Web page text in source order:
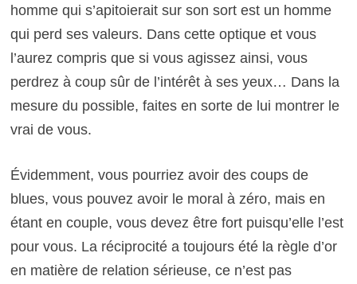
homme qui s’apitoierait sur son sort est un homme
qui perd ses valeurs. Dans cette optique et vous
l’aurez compris que si vous agissez ainsi, vous
perdrez à coup sûr de l’intérêt à ses yeux… Dans la
mesure du possible, faites en sorte de lui montrer le
vrai de vous.
Évidemment, vous pourriez avoir des coups de
blues, vous pouvez avoir le moral à zéro, mais en
étant en couple, vous devez être fort puisqu’elle l’est
pour vous. La réciprocité a toujours été la règle d’or
en matière de relation sérieuse, ce n’est pas